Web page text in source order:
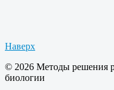
Наверх
© 2026 Методы решения
биологии